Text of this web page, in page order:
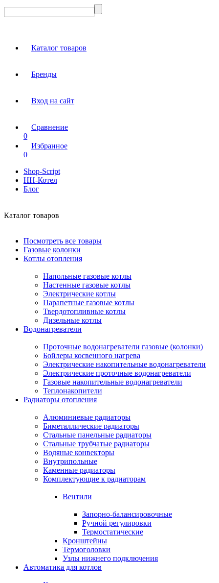
Каталог товаров
Бренды
Вход на сайт
Сравнение
0
Избранное
0
Shop-Script
НН-Котел
Блог
Каталог товаров
Посмотреть все товары
Газовые колонки
Котлы отопления
Напольные газовые котлы
Настенные газовые котлы
Электрические котлы
Парапетные газовые котлы
Твердотопливные котлы
Дизельные котлы
Водонагреватели
Проточные водонагреватели газовые (колонки)
Бойлеры косвенного нагрева
Электрические накопительные водонагреватели
Электрические проточные водонагреватели
Газовые накопительные водонагреватели
Теплонакопители
Радиаторы отопления
Алюминиевые радиаторы
Биметаллические радиаторы
Стальные панельные радиаторы
Стальные трубчатые радиаторы
Водяные конвекторы
Внутрипольные
Каменные радиаторы
Комплектующие к радиаторам
Вентили
Запорно-балансировочные
Ручной регулировки
Термостатические
Кронштейны
Термоголовки
Узлы нижнего подключения
Автоматика для котлов